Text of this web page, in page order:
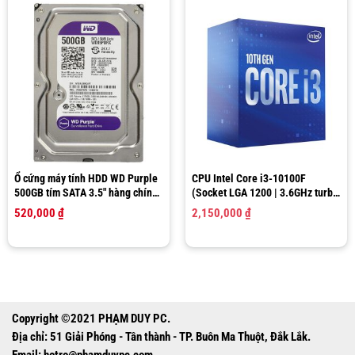
Ổ cứng máy tính HDD WD Purple
500GB tím SATA 3.5″ hàng chính
hãng Western Digital
520,000 ₫
CPU Intel Core i3-10100F
(Socket LGA 1200 | 3.6GHz turbo
up to 4.3Ghz | 4 nhân 8 luồng |
6MB Cache)
2,150,000 ₫
Copyright ©2021 PHẠM DUY PC.
Địa chỉ: 51 Giải Phóng - Tân thành - TP. Buôn Ma Thuột, Đắk Lắk.